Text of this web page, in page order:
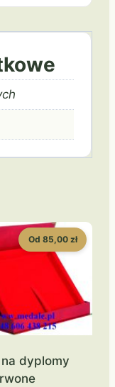
Od 85,00 zł
na dyplomy